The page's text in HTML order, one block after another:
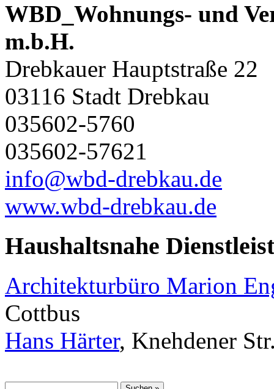
WBD_Wohnungs- und
m.b.H.
Drebkauer Hauptstraße 22
03116 Stadt Drebkau
035602-5760
035602-57621
info@wbd-drebkau.de
www.wbd-drebkau.de
Haushaltsnahe
Architekturbüro Marion
Cottbus
Hans Härter, Knehdener